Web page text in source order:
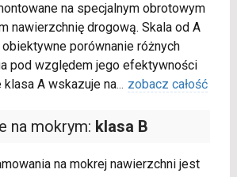
na specjalnym obrotowym
nawierzchnię drogową. Skala od A
porównanie różnych
pod względem jego efektywności
A wskazuje na... zobacz całość
na mokrym: klasa B
na mokrej nawierzchni jest